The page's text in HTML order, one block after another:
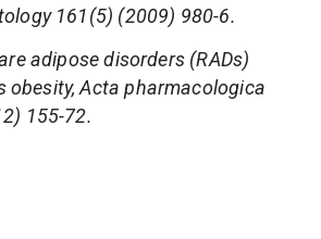
161(5) (2009) 980-6.
adipose disorders (RADs)
obesity, Acta pharmacologica
155-72.